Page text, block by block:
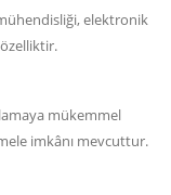
elektronik
mükemmel
imkânı mevcuttur.